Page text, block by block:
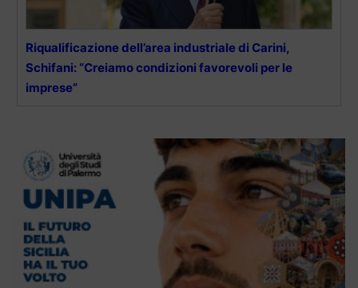
Riqualificazione dell’area industriale di Carini,
Schifani: “Creiamo condizioni favorevoli per le
imprese”